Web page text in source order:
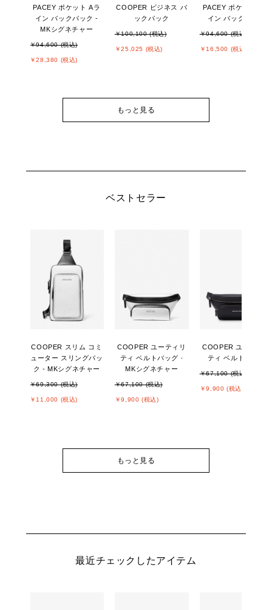
PACEY ポケット Aラ
イン バックパック -
MKシグネチャー
￥94,600 (税込)
￥28,380 (税込)
COOPER ビジネス バ
ックパック
￥100,100 (税込)
￥25,025 (税込)
PACEY ポケット Aラ
イン バックパック
￥94,600 (税込)
￥16,500 (税込)
もっと見る
ベストセラー
COOPER スリム コミ
ューター スリングパッ
ク - MKシグネチャー
￥69,300 (税込)
￥11,000 (税込)
COOPER ユーティリ
ティ ベルトバッグ -
MKシグネチャー
￥67,100 (税込)
￥9,900 (税込)
COOPER ユーティリ
ティ ベルトバッグ
￥67,100 (税込)
￥9,900 (税込)
もっと見る
最近チェックしたアイテム